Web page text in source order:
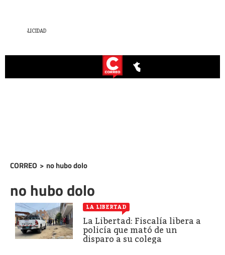
CORREO > no hubo dolo
no hubo dolo
LA LIBERTAD
La Libertad: Fiscalía libera a
policía que mató de un
disparo a su colega